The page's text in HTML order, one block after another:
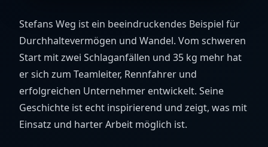
Stefans Weg ist ein beeindruckendes Beispiel für
Durchhaltevermögen und Wandel. Vom schweren
Start mit zwei Schlaganfällen und 35 kg mehr hat
er sich zum Teamleiter, Rennfahrer und
erfolgreichen Unternehmer entwickelt. Seine
Geschichte ist echt inspirierend und zeigt, was mit
Einsatz und harter Arbeit möglich ist.